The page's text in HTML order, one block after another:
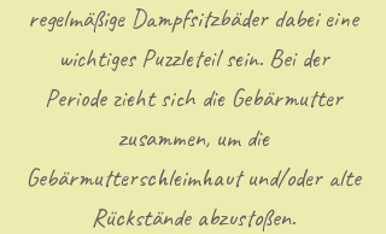
regelmäßige Dampfsitzbäder dabei eine
wichtiges Puzzleteil sein. Bei der
Periode zieht sich die Gebärmutter
zusammen, um die
Gebärmutterschleimhaut und/oder alte
Rückstände abzustoßen.